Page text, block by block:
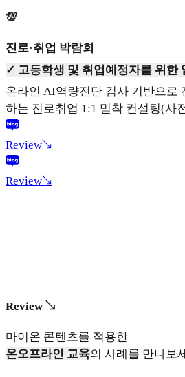
💯
진로·취업 박람회
✓ 고등학생 및 취업예정자를 위한
온라인 AI역량진단 검사 기반으로
하는 진로취업 1:1 밀착 컨설팅(사
Review↘
Review↘
Review ↘
마이온 콘텐츠를 적용한
온오프라인 교육의 사례를 만나보